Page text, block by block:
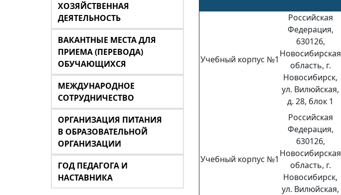
ХОЗЯЙСТВЕННАЯ
ДЕЯТЕЛЬНОСТЬ
ВАКАНТНЫЕ МЕСТА ДЛЯ
ПРИЕМА (ПЕРЕВОДА)
ОБУЧАЮЩИХСЯ
МЕЖДУНАРОДНОЕ
СОТРУДНИЧЕСТВО
ОРГАНИЗАЦИЯ ПИТАНИЯ
В ОБРАЗОВАТЕЛЬНОЙ
ОРГАНИЗАЦИИ
ГОД ПЕДАГОГА И
НАСТАВНИКА
Учебный корпус №1
Российская
Федерация,
630126,
Новосибирская
область, г.
Новосибирск,
ул. Вилюйская,
д. 28, блок 1
Учебный корпус №1
Российская
Федерация,
630126,
Новосибирская
область, г.
Новосибирск,
ул. Вилюйская,